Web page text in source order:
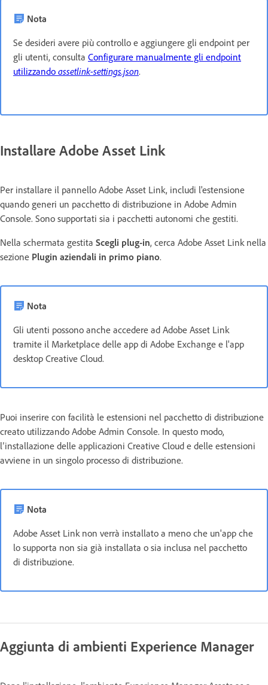
Nota
Se desideri avere più controllo e aggiungere gli endpoint per
gli utenti, consulta Configurare manualmente gli endpoint
utilizzando assetlink-settings.json.
Installare Adobe Asset Link
Per installare il pannello Adobe Asset Link, includi l'estensione
quando generi un pacchetto di distribuzione in Adobe Admin
Console. Sono supportati sia i pacchetti autonomi che gestiti.
Nella schermata gestita Scegli plug-in, cerca Adobe Asset Link nella
sezione Plugin aziendali in primo piano.
Nota
Gli utenti possono anche accedere ad Adobe Asset Link
tramite il Marketplace delle app di Adobe Exchange e l'app
desktop Creative Cloud.
Puoi inserire con facilità le estensioni nel pacchetto di distribuzione
creato utilizzando Adobe Admin Console. In questo modo,
l’installazione delle applicazioni Creative Cloud e delle estensioni
avviene in un singolo processo di distribuzione.
Nota
Adobe Asset Link non verrà installato a meno che un'app che
lo supporta non sia già installata o sia inclusa nel pacchetto
di distribuzione.
Aggiunta di ambienti Experience Manager